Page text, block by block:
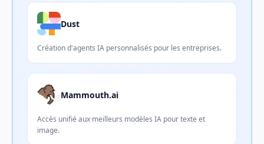
Dust
Création d'agents IA personnalisés pour les entreprises.
Mammouth.ai
Accès unifié aux meilleurs modèles IA pour texte et
image.